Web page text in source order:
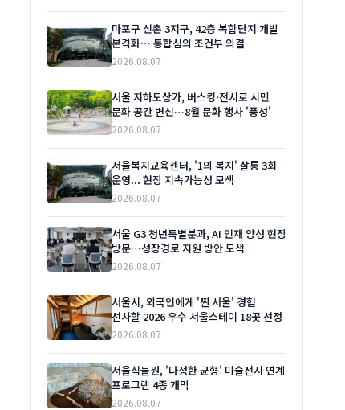
마포구 신촌 3지구, 42층 복합단지 개발
본격화… 통합심의 조건부 의결
2026.08.07
서울 지하도상가, 버스킹·전시로 시민
문화 공간 변신…8월 문화 행사 '풍성'
2026.08.07
서울복지교육센터, '1의 복지' 살롱 3회
운영... 현장 지속가능성 모색
2026.08.07
서울 G3 청년특별분과, AI 인재 양성 현장
방문…성장경로 지원 방안 모색
2026.08.07
서울시, 외국인에게 '찐 서울' 경험
선사할 2026 우수 서울스테이 18곳 선정
2026.08.07
서울식물원, '다정한 균형' 미술전시 연계
프로그램 4종 개막
2026.08.07